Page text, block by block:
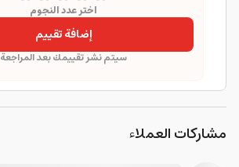
اختر عدد النجوم
إضافة تقييم
سيتم نشر تقييمك بعد المراجعة
مشاركات العملاء